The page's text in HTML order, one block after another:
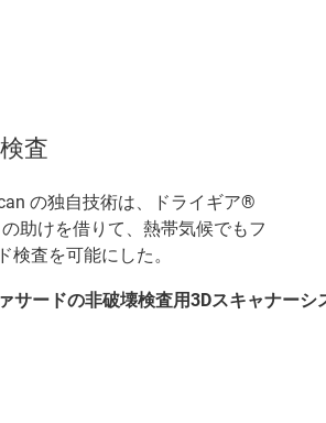
査
の独自技術は、ドライギア®
助けを借りて、熱帯気候でもフ
検査を可能にした。
サードの非破壊検査用3Dスキャナーシ